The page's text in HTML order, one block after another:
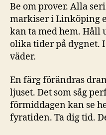
Be om prover. Alla
markiser i Linköping
kan ta med hem. Håll
olika tider på dygnet.
väder.
En färg förändras
ljuset. Det som såg
förmiddagen kan se
fyratiden. Ta dig tid.